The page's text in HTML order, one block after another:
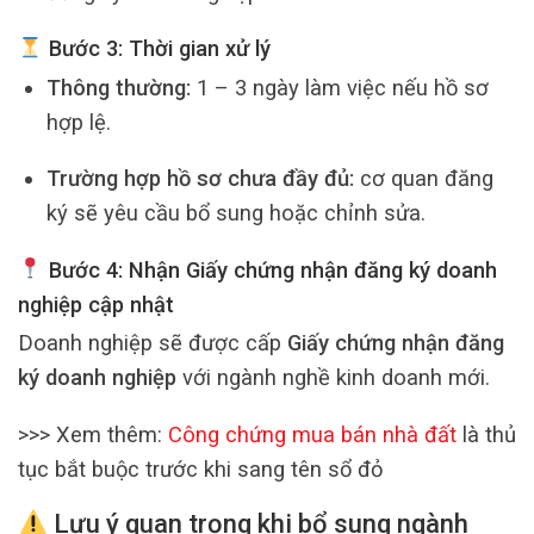
Bước 3: Thời gian xử lý
Thông thường: 1 – 3 ngày làm việc nếu hồ sơ
hợp lệ.
Trường hợp hồ sơ chưa đầy đủ: cơ quan đăng
ký sẽ yêu cầu bổ sung hoặc chỉnh sửa.
Bước 4: Nhận Giấy chứng nhận đăng ký doanh
nghiệp cập nhật
Doanh nghiệp sẽ được cấp Giấy chứng nhận đăng
ký doanh nghiệp với ngành nghề kinh doanh mới.
>>> Xem thêm: Công chứng mua bán nhà đất là thủ
tục bắt buộc trước khi sang tên sổ đỏ
Lưu ý quan trọng khi bổ sung ngành